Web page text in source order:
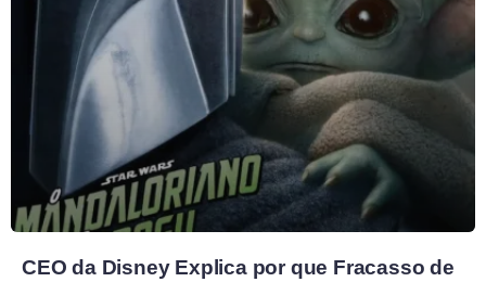
CEO da Disney Explica por que Fracasso de